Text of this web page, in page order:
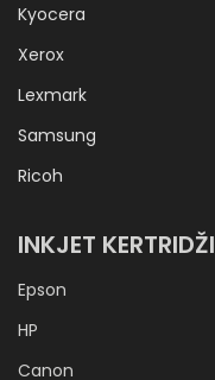
Kyocera
Xerox
Lexmark
Samsung
Ricoh
INKJET KERTRIDŽI
Epson
HP
Canon